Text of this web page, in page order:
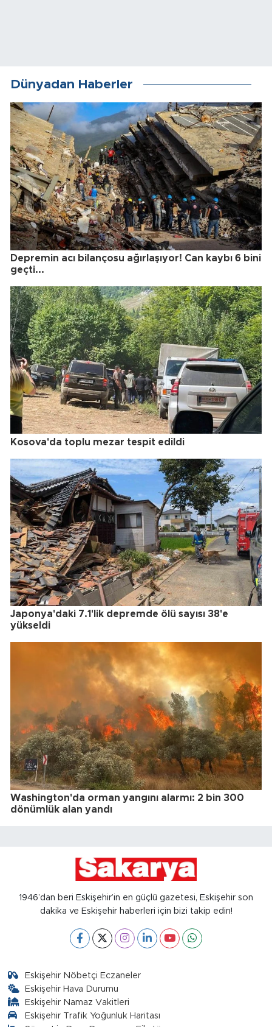
Dünyadan Haberler
Depremin acı bilançosu ağırlaşıyor! Can kaybı 6 bini
geçti...
Kosova'da toplu mezar tespit edildi
Japonya'daki 7.1'lik depremde ölü sayısı 38'e
yükseldi
Washington'da orman yangını alarmı: 2 bin 300
dönümlük alan yandı
1946’dan beri Eskişehir’in en güçlü gazetesi, Eskişehir son
dakika ve Eskişehir haberleri için bizi takip edin!
Eskişehir Nöbetçi Eczaneler
Eskişehir Hava Durumu
Eskişehir Namaz Vakitleri
Eskişehir Trafik Yoğunluk Haritası